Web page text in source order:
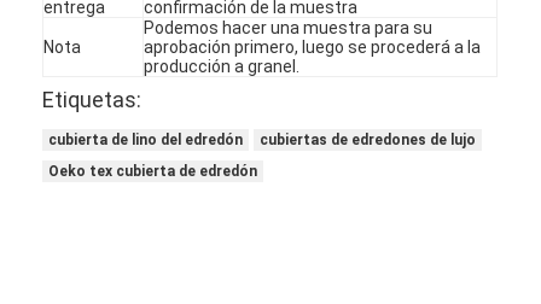
entrega
confirmación de la muestra
Nota
Podemos hacer una muestra para su
aprobación primero, luego se procederá a la
producción a granel.
Etiquetas:
cubierta de lino del edredón
cubiertas de edredones de lujo
Oeko tex cubierta de edredón